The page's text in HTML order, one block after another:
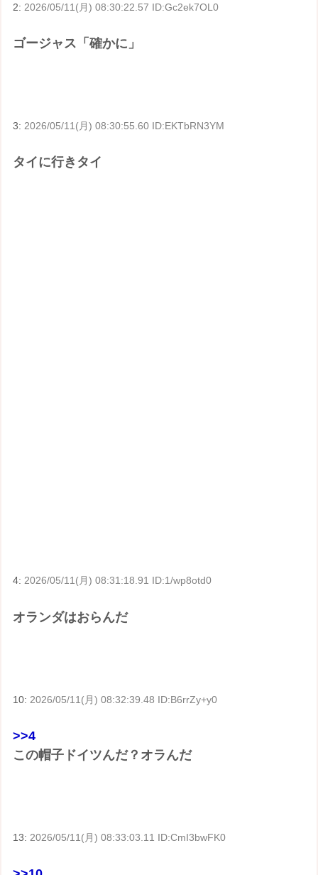
2: 2026/05/11(月) 08:30:22.57 ID:Gc2ek7OL0
ゴージャス「確かに」
3: 2026/05/11(月) 08:30:55.60 ID:EKTbRN3YM
タイに行きタイ
4:2026/05/11(月) 08:31:18.91 ID:1/wp8otd0
オランダはおらんだ
10: 2026/05/11(月) 08:32:39.48 ID:B6rrZy+y0
>>4
この帽子ドイツんだ？オラんだ
13:2026/05/11(月) 08:33:03.11 ID:CmI3bwFK0